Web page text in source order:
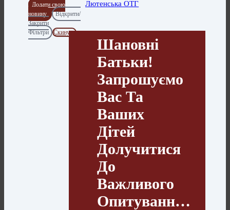
Додати свою
новину
Відкрити/
Закрити
Фільтри
Скинути
Лютенська ОТГ
Шановні
Батьки!
Запрошуємо
Вас Та
Ваших
Дітей
Долучитися
До
Важливого
Опитуванн…